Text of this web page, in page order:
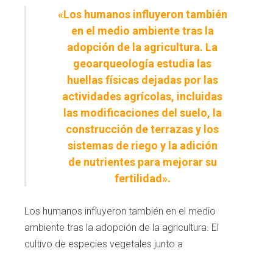
«Los humanos influyeron también
en el medio ambiente tras la
adopción de la agricultura. La
geoarqueología estudia las
huellas físicas dejadas por las
actividades agrícolas, incluidas
las modificaciones del suelo, la
construcción de terrazas y los
sistemas de riego y la adición
de nutrientes para mejorar su
fertilidad».
Los humanos influyeron también en el medio
ambiente tras la adopción de la agricultura. El
cultivo de especies vegetales junto a